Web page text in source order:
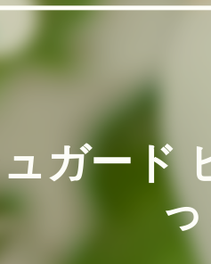
ガード